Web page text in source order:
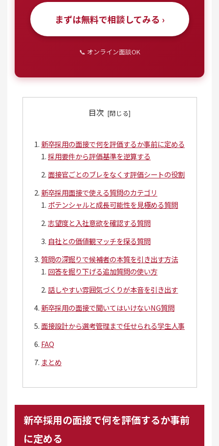
まずは無料で相談してみる ›
📞 オンライン面談OK
目次
新卒採用の面接で何を評価するか事前に定める
採用要件から評価基準を逆算する
面接官ごとのブレをなくす評価シートの役割
新卒採用面接で使える質問のカテゴリ
ポテンシャルと成長可能性を見極める質問
志望度と入社意欲を確認する質問
自社との価値観マッチを探る質問
質問の深掘りで候補者の本質を引き出す方法
回答を掘り下げる追加質問の使い方
話しやすい雰囲気づくりが本音を引き出す
新卒採用の面接で聞いてはいけないNG質問
面接設計から選考管理まで任せられる学生人事
FAQ
まとめ
新卒採用の面接で何を評価するか事前
に定める